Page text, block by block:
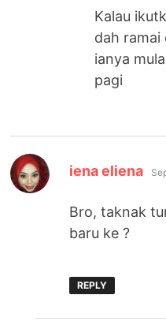
Kalau
dah ramai
ianya
pagi
iena eliena
Bro, taknak
baru ke ?
REPLY